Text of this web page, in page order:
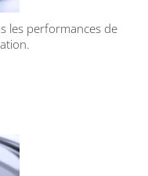
les performances de